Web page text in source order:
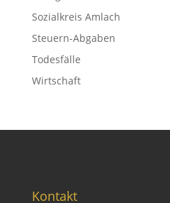
Sozialkreis Amlach
Steuern-Abgaben
Todesfälle
Wirtschaft
Kontakt